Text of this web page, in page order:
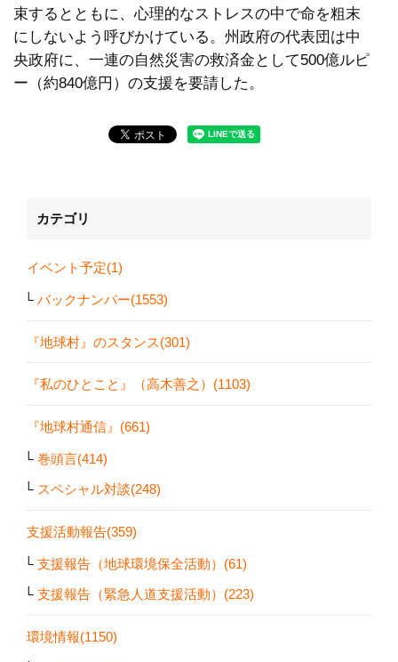
束するとともに、心理的なストレスの中で命を粗末
にしないよう呼びかけている。州政府の代表団は中
央政府に、一連の自然災害の救済金として500億ルピ
ー（約840億円）の支援を要請した。
カテゴリ
イベント予定(1)
バックナンバー(1553)
『地球村』のスタンス(301)
『私のひとこと』（高木善之）(1103)
『地球村通信』(661)
巻頭言(414)
スペシャル対談(248)
支援活動報告(359)
支援報告（地球環境保全活動）(61)
支援報告（緊急人道支援活動）(223)
環境情報(1150)